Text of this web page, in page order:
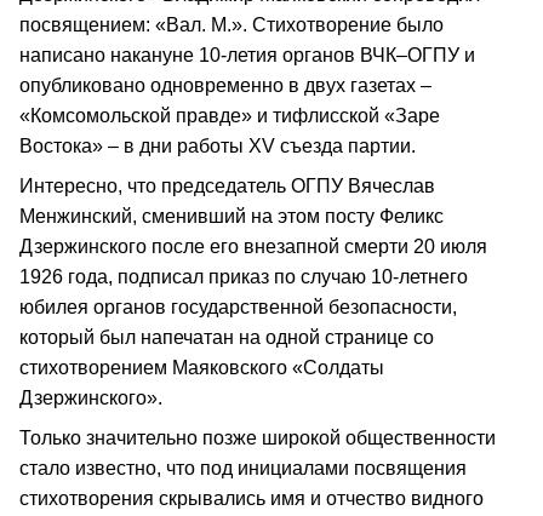
посвящением: «Вал. М.». Стихотворение было
написано накануне 10-летия органов ВЧК–ОГПУ и
опубликовано одновременно в двух газетах –
«Комсомольской правде» и тифлисской «Заре
Востока» – в дни работы XV съезда партии.
Интересно, что председатель ОГПУ Вячеслав
Менжинский, сменивший на этом посту Феликс
Дзержинского после его внезапной смерти 20 июля
1926 года, подписал приказ по случаю 10-летнего
юбилея органов государственной безопасности,
который был напечатан на одной странице со
стихотворением Маяковского «Солдаты
Дзержинского».
Только значительно позже широкой общественности
стало известно, что под инициалами посвящения
стихотворения скрывались имя и отчество видного